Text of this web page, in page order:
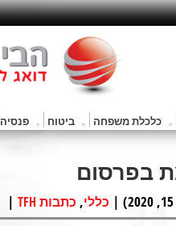
כלכלת משפחה ביטוח פנסיה
בפרסום
כללי, כתבות TFH |